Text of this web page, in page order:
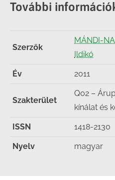
Facebook
X
LinkedInWhatsApp
További
Szerzők
MÁNDI-
Ildikó
Év 2011
Szakterület
Q02 –
kínálat és
ISSN 1418-2130
Nyelv magyar